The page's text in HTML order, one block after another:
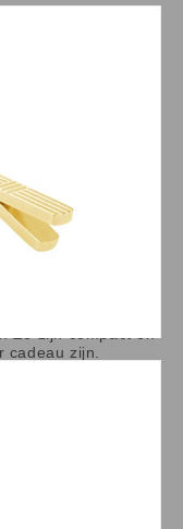
een
mensen die
kun je je outfits
Ze zijn compact en
zijn.
van
artikel bespreken
geven van